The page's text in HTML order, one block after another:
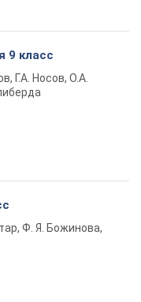
9 класс
Г.А. Носов, О.А.
Ф. Я. Божинова,